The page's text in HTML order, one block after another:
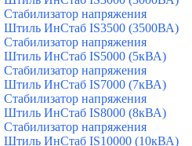
Стабилизатор напряжения
Штиль ИнСтаб IS3500 (3500ВА)
Стабилизатор напряжения
Штиль ИнСтаб IS5000 (5кВА)
Стабилизатор напряжения
Штиль ИнСтаб IS7000 (7кВА)
Стабилизатор напряжения
Штиль ИнСтаб IS8000 (8кВА)
Стабилизатор напряжения
Штиль ИнСтаб IS10000 (10кВА)